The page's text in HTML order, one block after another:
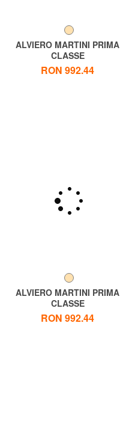
ALVIERO MARTINI PRIMA
CLASSE
ALVIERO MARTINI 1 ^ CLASA
Geo Geantă de umăr
RON 992.44
ALVIERO MARTINI PRIMA
CLASSE
ALVIERO MARTINI 1 ^ CLASA
Geo NEO CASUAL, peste
RON 992.44